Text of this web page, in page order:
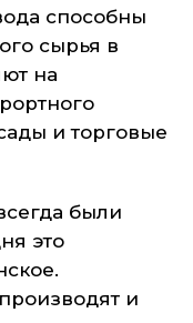
способны
сырья в
на
и торговые
были
это
и